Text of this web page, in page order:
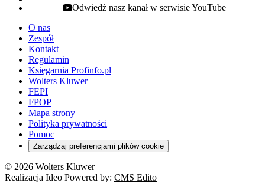
youtube - otwiera się w nowej karcie
Odwiedź nasz kanał w serwisie YouTube
O nas
Zespół
Kontakt
Regulamin
Księgarnia Profinfo.pl
Wolters Kluwer
FEPI
FPOP
Mapa strony
Polityka prywatności
Pomoc
Zarządzaj preferencjami plików cookie
© 2026 Wolters Kluwer
Realizacja Ideo Powered by: CMS Edito